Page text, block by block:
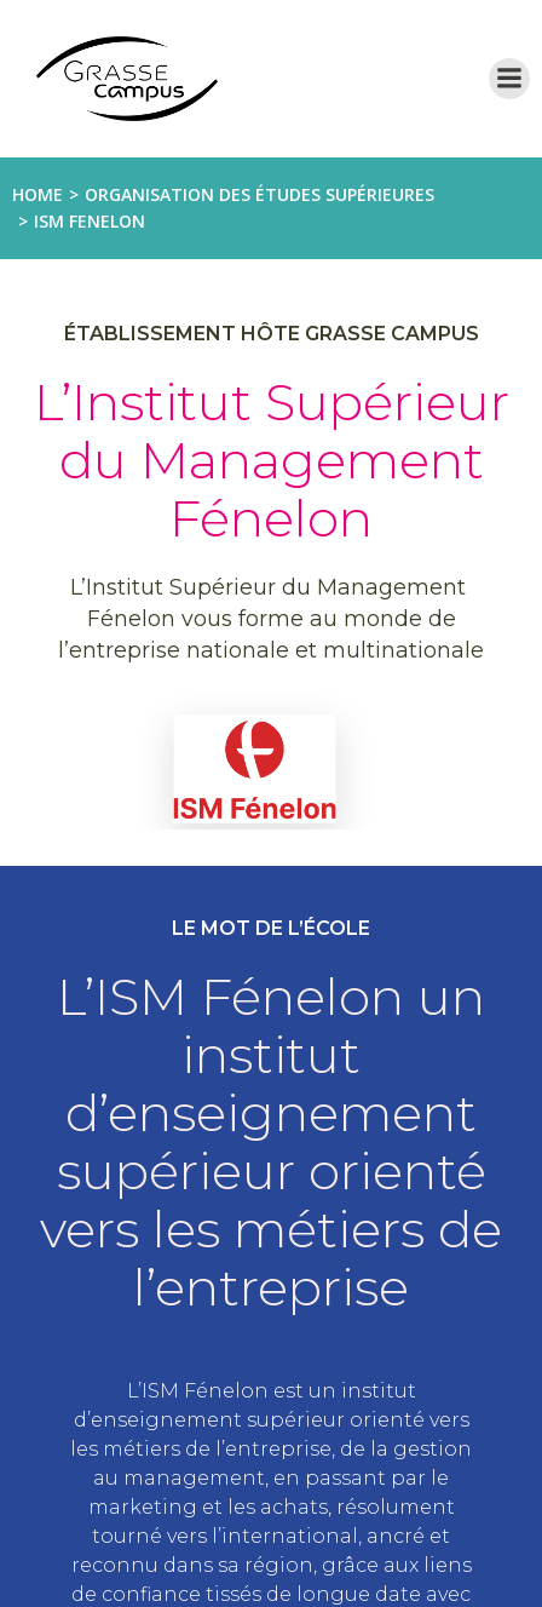
HOME
ORGANISATION DES ÉTUDES SUPÉRIEURES
ISM FENELON
ÉTABLISSEMENT HÔTE GRASSE CAMPUS
L’Institut Supérieur
du Management
Fénelon
L’Institut Supérieur du Management
Fénelon vous forme au monde de
l’entreprise nationale et multinationale
LE MOT DE L’ÉCOLE
L’ISM Fénelon un
institut
d’enseignement
supérieur orienté
vers les métiers de
l’entreprise
L’ISM Fénelon est un institut
d’enseignement supérieur orienté vers
les métiers de l’entreprise, de la gestion
au management, en passant par le
marketing et les achats, résolument
tourné vers l’international, ancré et
reconnu dans sa région, grâce aux liens
de confiance tissés de longue date avec